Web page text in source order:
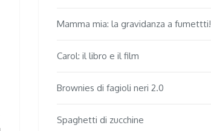
Mamma mia: la gravidanza a fumettti!
Carol: il libro e il film
Brownies di fagioli neri 2.0
Spaghetti di zucchine